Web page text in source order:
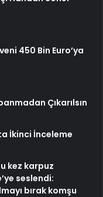
450 Bin Euro’ya
Çıkarılsın
İkinci İnceleme
kez karpuz
seslendi:
bırak komşu